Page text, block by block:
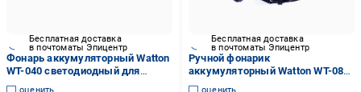
Бесплатная доставка
в почтоматы Эпицентр
Фонарь аккумуляторный Watton
WT-040 светодиодный для
велосипеда и винтовки
Бесплатная доставка
в почтоматы Эпицентр
Ручной фонарик
аккумуляторный Watton WT-086
светодиодная зарядка USB/сеть